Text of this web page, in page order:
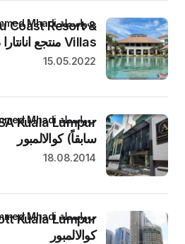
Coast Resort &
Villas منتجع انانتارا ديسارو
بواسطة Mohammed Mhadi
15.05.2022
سابقاً) كوالالمبور
بواسطة Mohammed Mhadi
18.08.2014
كوالالمبور
بواسطة Mohammed Mhadi